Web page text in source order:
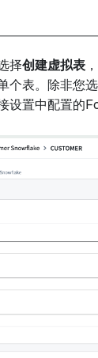
择创建虚拟表
个表。除非您
设置中配置的